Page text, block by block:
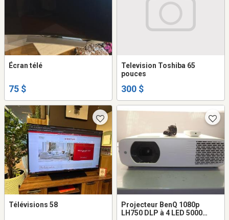
Écran télé
75 $
Television Toshiba 65
pouces
300 $
Télévisions 58
Projecteur BenQ 1080p
LH750 DLP à 4 LED 5000